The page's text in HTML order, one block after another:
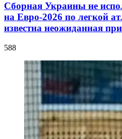
Сборная Украины не
на Евро-2026 по легкой
известна неожиданная
588